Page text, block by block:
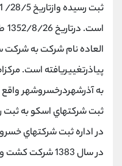
العاده نام شركت به
در اداره ثبت شركتهاي
در سال 1383